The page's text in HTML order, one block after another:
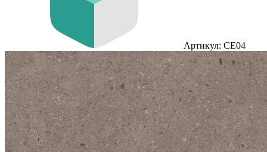
Артикул: CE04